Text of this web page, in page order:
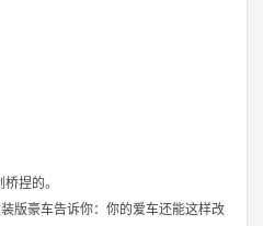
捏的。
版豪车告诉你：你的爱车还能这样改